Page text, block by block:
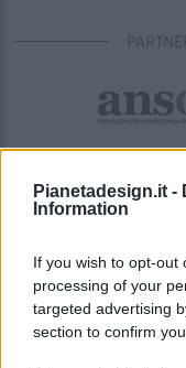
Pianetadesign.it -
Information
If you wish to opt-out
processing of your
targeted advertising
section to confirm
© 2026 - Pianeta
Registrata Al